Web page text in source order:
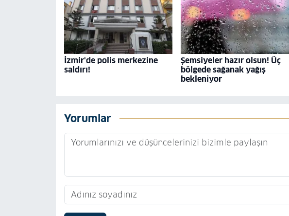
İzmir'de polis merkezine
saldırı!
Şemsiyeler hazır olsun! Üç
bölgede sağanak yağış
bekleniyor
Yorumlar